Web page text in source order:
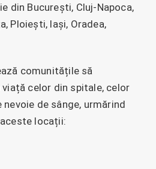
din București, Cluj-Napoca,
Ploiești, Iași, Oradea,
comunitățile să
celor din spitale, celor
de sânge, urmărind
locații: